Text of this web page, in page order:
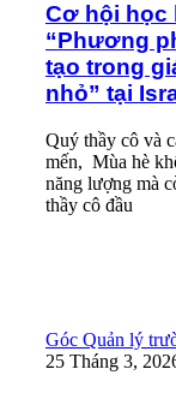
Cơ hội học
“Phương
tạo trong
nhỏ” tại
Quý thầy cô và
mến, Mùa hè
năng lượng mà
thầy cô đầu
Tính năng Báo
Góc Quản lý
25 Tháng 3,